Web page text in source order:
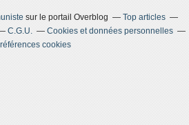
sur le portail Overblog
Top articles
C.G.U.
Cookies et données personnelles
cookies